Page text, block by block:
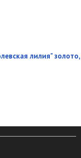
лилия" золото,